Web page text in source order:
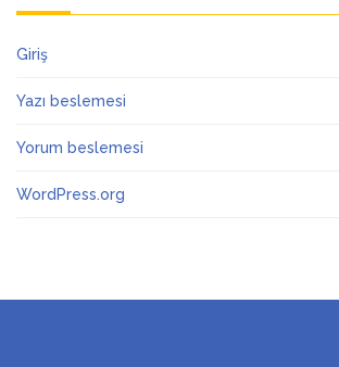
Giriş
Yazı beslemesi
Yorum beslemesi
WordPress.org